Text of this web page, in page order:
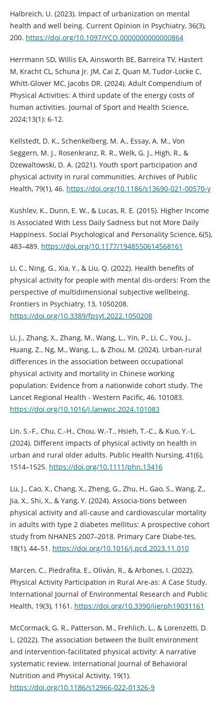
Halbreich, U. (2023). Impact of urbanization on mental
health and well being. Current Opinion in Psychiatry, 36(3),
200. https://doi.org/10.1097/YCO.0000000000000864
Herrmann SD, Willis EA, Ainsworth BE, Barreira TV, Hastert
M, Kracht CL, Schuna Jr. JM, Cai Z, Quan M, Tudor-Locke C,
Whitt-Glover MC, Jacobs DR. (2024). Adult Compendium of
Physical Activities: A third update of the energy costs of
human activities. Journal of Sport and Health Science,
2024;13(1): 6-12.
Kellstedt, D. K., Schenkelberg, M. A., Essay, A. M., Von
Seggern, M. J., Rosenkranz, R. R., Welk, G. J., High, R., &
Dzewaltowski, D. A. (2021). Youth sport participation and
physical activity in rural communities. Archives of Public
Health, 79(1), 46. https://doi.org/10.1186/s13690-021-00570-y
Kushlev, K., Dunn, E. W., & Lucas, R. E. (2015). Higher Income
Is Associated With Less Daily Sadness but not More Daily
Happiness. Social Psychological and Personality Science, 6(5),
483–489. https://doi.org/10.1177/1948550614568161
Li, C., Ning, G., Xia, Y., & Liu, Q. (2022). Health benefits of
physical activity for people with mental dis-orders: From the
perspective of multidimensional subjective wellbeing.
Frontiers in Psychiatry, 13, 1050208.
https://doi.org/10.3389/fpsyt.2022.1050208
Li, J., Zhang, X., Zhang, M., Wang, L., Yin, P., Li, C., You, J.,
Huang, Z., Ng, M., Wang, L., & Zhou, M. (2024). Urban-rural
differences in the association between occupational
physical activity and mortality in Chinese working
population: Evidence from a nationwide cohort study. The
Lancet Regional Health - Western Pacific, 46, 101083.
https://doi.org/10.1016/j.lanwpc.2024.101083
Lin, S.-F., Chu, C.-H., Chou, W.-T., Hsieh, T.-C., & Kuo, Y.-L.
(2024). Different impacts of physical activity on health in
urban and rural older adults. Public Health Nursing, 41(6),
1514–1525. https://doi.org/10.1111/phn.13416
Lu, J., Cao, X., Chang, X., Zheng, G., Zhu, H., Gao, S., Wang, Z.,
Jia, X., Shi, X., & Yang, Y. (2024). Associa-tions between
physical activity and all-cause and cardiovascular mortality
in adults with type 2 diabetes mellitus: A prospective cohort
study from NHANES 2007–2018. Primary Care Diabe-tes,
18(1), 44–51. https://doi.org/10.1016/j.pcd.2023.11.010
Marcen, C., Piedrafita, E., Oliván, R., & Arbones, I. (2022).
Physical Activity Participation in Rural Are-as: A Case Study.
International Journal of Environmental Research and Public
Health, 19(3), 1161. https://doi.org/10.3390/ijerph19031161
McCormack, G. R., Patterson, M., Frehlich, L., & Lorenzetti, D.
L. (2022). The association between the built environment
and intervention-facilitated physical activity: A narrative
systematic review. International Journal of Behavioral
Nutrition and Physical Activity, 19(1).
https://doi.org/10.1186/s12966-022-01326-9